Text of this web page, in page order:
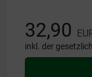
32,90
inkl. der